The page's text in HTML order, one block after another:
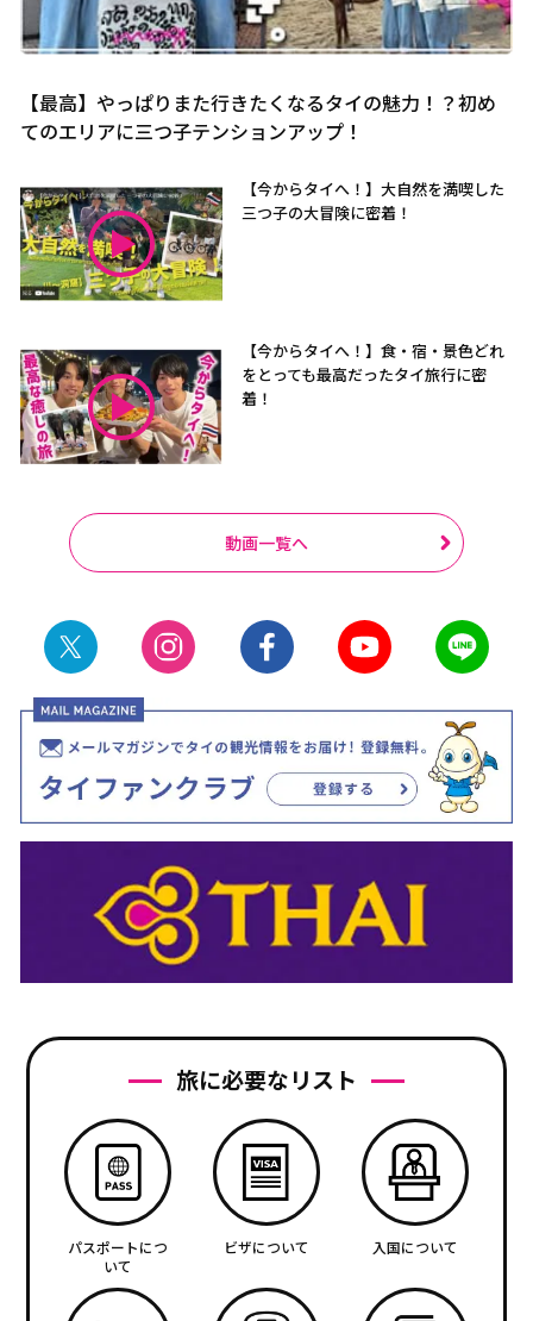
【最高】やっぱりまた行きたくなるタイの魅力！？初め
てのエリアに三つ子テンションアップ！
【今からタイへ！】大自然を満喫した
三つ子の大冒険に密着！
【今からタイへ！】食・宿・景色どれ
をとっても最高だったタイ旅行に密
着！
動画一覧へ
旅に必要なリスト
パスポートにつ
いて
ビザについて 入国について